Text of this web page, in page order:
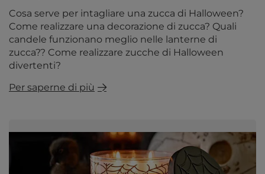
Cosa serve per intagliare una zucca di Halloween?
Come realizzare una decorazione di zucca? Quali
candele funzionano meglio nelle lanterne di
zucca?? Come realizzare zucche di Halloween
divertenti?
Per saperne di più